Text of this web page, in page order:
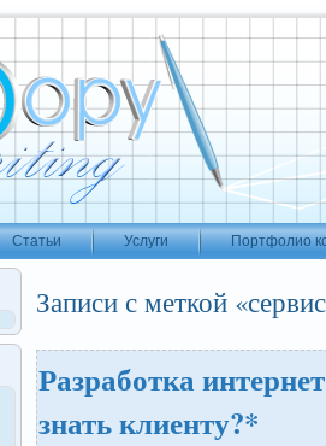
Статьи Услуги Портфолио
Записи с меткой
Разработка
знать клиенту?*